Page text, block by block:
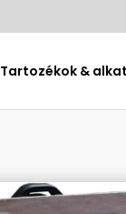
Tartozékok &